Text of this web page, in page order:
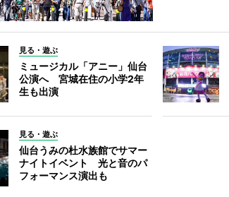
見る・遊ぶ
ミュージカル「アニー」仙台
公演へ 宮城在住の小学2年
生も出演
見る・遊ぶ
仙台うみの杜水族館でサマー
ナイトイベント 光と音のパ
フォーマンス演出も